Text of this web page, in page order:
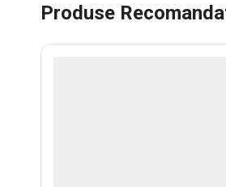
Produse